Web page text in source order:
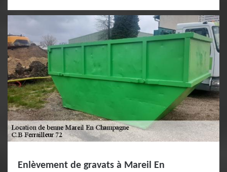
Enlèvement de gravats à Mareil En